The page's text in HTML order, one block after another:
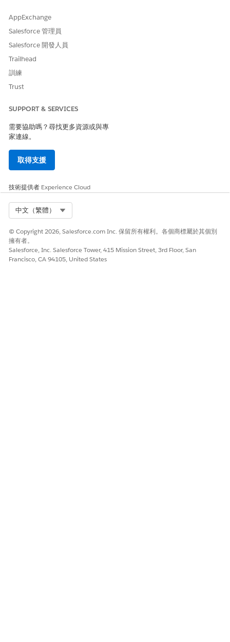
AppExchange
Salesforce 管理員
Salesforce 開發人員
Trailhead
訓練
Trust
SUPPORT & SERVICES
需要協助嗎？尋找更多資源或與專
家連線。
取得支援
技術提供者 Experience Cloud
中文（繁體）
© Copyright 2026, Salesforce.com Inc. 保留所有權利。各個商標屬於其個別
擁有者。
Salesforce, Inc. Salesforce Tower, 415 Mission Street, 3rd Floor, San
Francisco, CA 94105, United States